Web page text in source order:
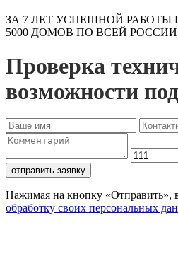
ЗА 7 ЛЕТ УСПЕШНОЙ РАБОТЫ
5000 ДОМОВ ПО ВСЕЙ РОССИИ
Проверка
возможности
отправить заявку
Нажимая на кнопку «Отправить»,
обработку своих персональных